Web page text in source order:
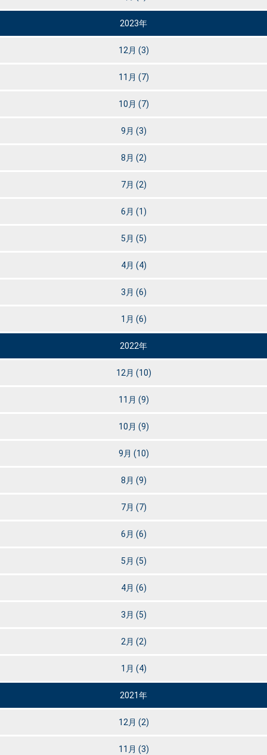
2023年
12月 (3)
11月 (7)
10月 (7)
9月 (3)
8月 (2)
7月 (2)
6月 (1)
5月 (5)
4月 (4)
3月 (6)
1月 (6)
2022年
12月 (10)
11月 (9)
10月 (9)
9月 (10)
8月 (9)
7月 (7)
6月 (6)
5月 (5)
4月 (6)
3月 (5)
2月 (2)
1月 (4)
2021年
12月 (2)
11月 (3)